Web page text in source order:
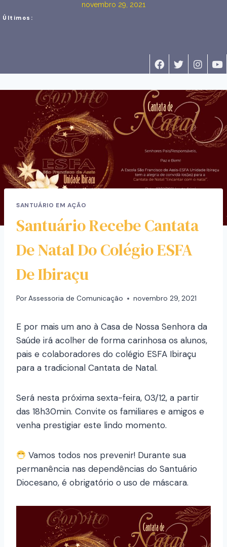
novembro 29, 2021
Últimos:
SANTUÁRIO EM AÇÃO
Santuário Recebe Cantata
De Natal Do Colégio ESFA
De Ibiraçu
PorAssessoria de Comunicação novembro 29, 2021
E por mais um ano à Casa de Nossa Senhora da
Saúde irá acolher de forma carinhosa os alunos,
pais e colaboradores do colégio ESFA Ibiraçu
para a tradicional Cantata de Natal.
Será nesta próxima sexta-feira, 03/12, a partir
das 18h30min. Convite os familiares e amigos e
venha prestigiar este lindo momento.
Vamos todos nos prevenir! Durante sua
permanência nas dependências do Santuário
Diocesano, é obrigatório o uso de máscara.